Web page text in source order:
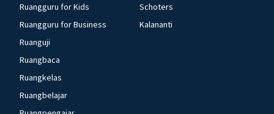
Ruangguru for Kids
Ruangguru for Business
Ruanguji
Ruangbaca
Ruangkelas
Ruangbelajar
Schoters
Kalananti